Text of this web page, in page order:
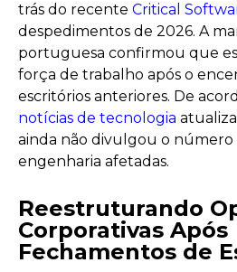
trás do recente Critical
despedimentos de 2026. A
portuguesa confirmou que
força de trabalho após o
escritórios anteriores. De
notícias de tecnologia
ainda não divulgou o
engenharia afetadas.
Reestruturando
Corporativas Após
Fechamentos de